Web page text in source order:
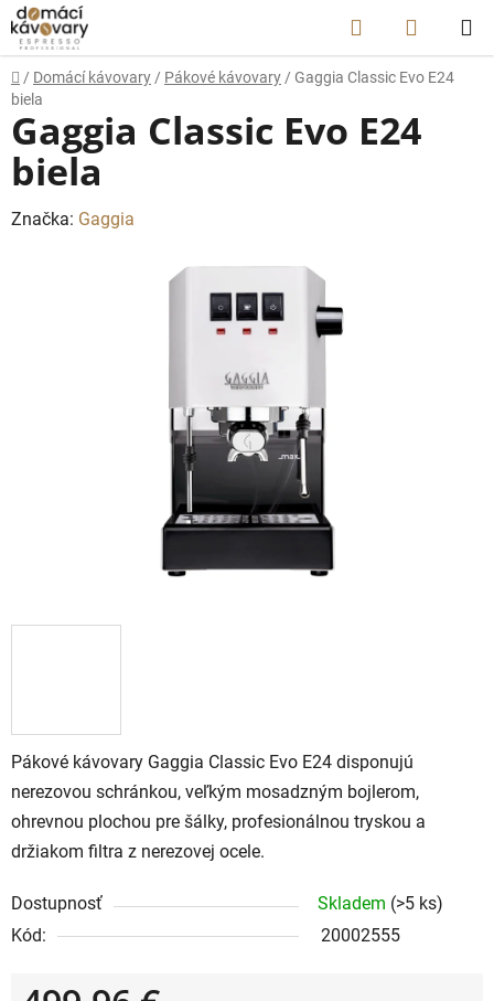
Prejsť
na
obsah
Hľadať
KOŠÍK
Domov
/ Domácí kávovary / Pákové kávovary / Gaggia Classic Evo E24
biela
Pákové kávovary Gaggia Classic Evo E24 disponujú
nerezovou schránkou, veľkým mosadzným bojlerom,
ohrevnou plochou pre šálky, profesionálnou tryskou a
držiakom filtra z nerezovej ocele.
Dostupnosť Skladem (>5 ks)
Kód:
20002555
Gaggia Classic Evo E24
biela
Značka: Gaggia